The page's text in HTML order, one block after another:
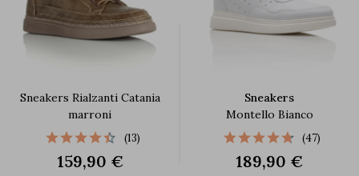
Sneakers Rialzanti Catania
marroni
(13)
159,90 €
Sneakers
Montello Bianco
(47)
189,90 €